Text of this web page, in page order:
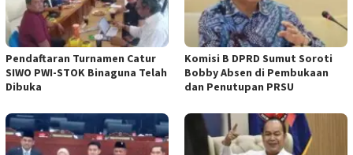
Pendaftaran Turnamen Catur
SIWO PWI-STOK Binaguna Telah
Dibuka
Komisi B DPRD Sumut Soroti
Bobby Absen di Pembukaan
dan Penutupan PRSU